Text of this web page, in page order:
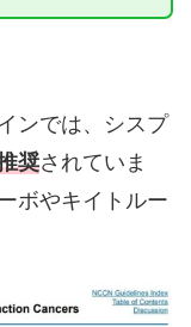
ンでは、シスプ
奨されていま
ボやキイトルー